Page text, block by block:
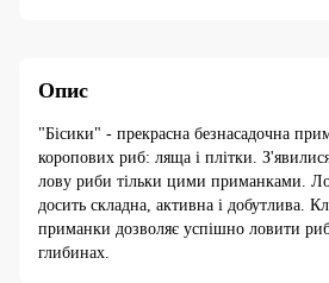
Опис
"Бісики" - прекрасна безнасадочна
коропових риб: ляща і плітки.
лову риби тільки цими приманками.
досить складна, активна і добутлива.
приманки дозволяє успішно ловити
глибинах.